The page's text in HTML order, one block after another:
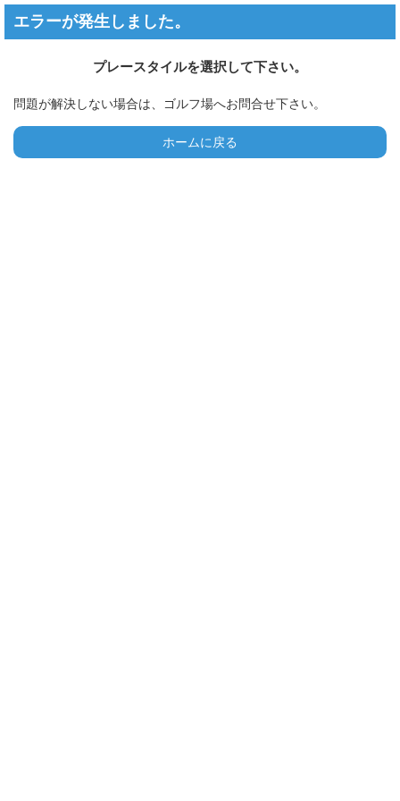
エラーが発生しました。
プレースタイルを選択して下さい。
問題が解決しない場合は、ゴルフ場へお問合せ下さい。
ホームに戻る